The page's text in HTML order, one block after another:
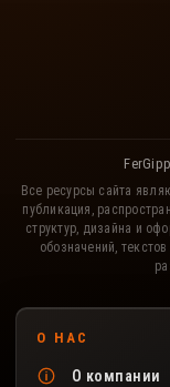
Все ресурсы сайта
публикация,
структур, дизайна и
обозначений,
Полезные
О НАС
О компании